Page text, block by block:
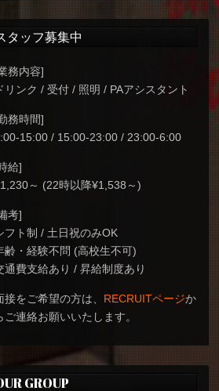
タッフ募集中
務内容]
リンク / 受付 / 照明 / PAアシスタント
務時間]
15:00 / 15:00-23:00 / 23:00-6:00
給]
～ (22時以降¥1,538～)
考]
フト制 / 土日祝のみOK
齢・経験不問 (高校生不可)
通費支給あり / 昇給制度あり
接をご希望の方は、 RECRUITページか
ご連絡お願いいたします。
GROUP